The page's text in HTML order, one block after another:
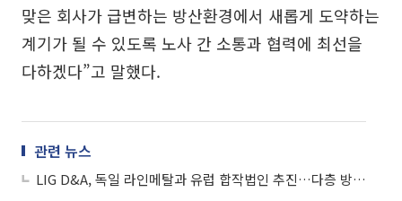
맞은 회사가 급변하는 방산환경에서 새롭게 도약하는
계기가 될 수 있도록 노사 간 소통과 협력에 최선을
다하겠다”고 말했다.
관련 뉴스
LIG D&A, 독일 라인메탈과 유럽 합작법인 추진…다층 방공망 구축 협력